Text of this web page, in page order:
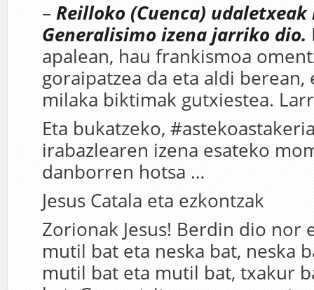
– Reilloko (Cuenca)
Generalisimo izena jarriko dio.
apalean, hau frankismoa
goraipatzea da eta aldi berean,
milaka biktimak gutxiestea.
Eta bukatzeko,
irabazlearen izena esateko
danborren hotsa …
Jesus Catala eta ezkontzak
Zorionak Jesus! Berdin dio nor
mutil bat eta neska bat, neska
mutil bat eta mutil bat, txakur